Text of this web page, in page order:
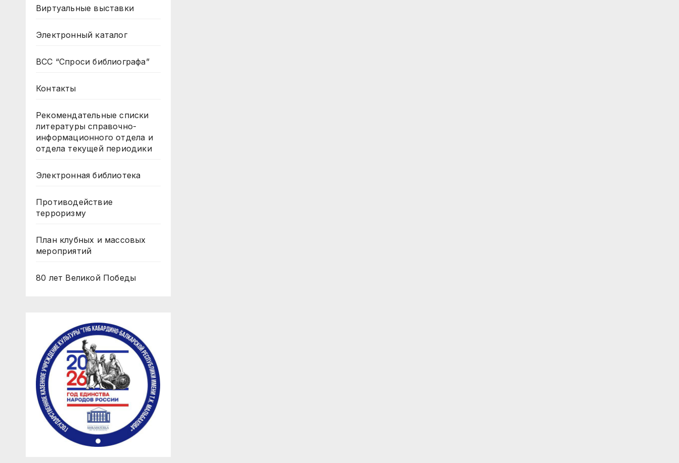
Виртуальные выставки
Электронный каталог
ВСС “Спроси библиографа”
Контакты
Рекомендательные списки
литературы справочно-
информационного отдела и
отдела текущей периодики
Электронная библиотека
Противодействие
терроризму
План клубных и массовых
мероприятий
80 лет Великой Победы